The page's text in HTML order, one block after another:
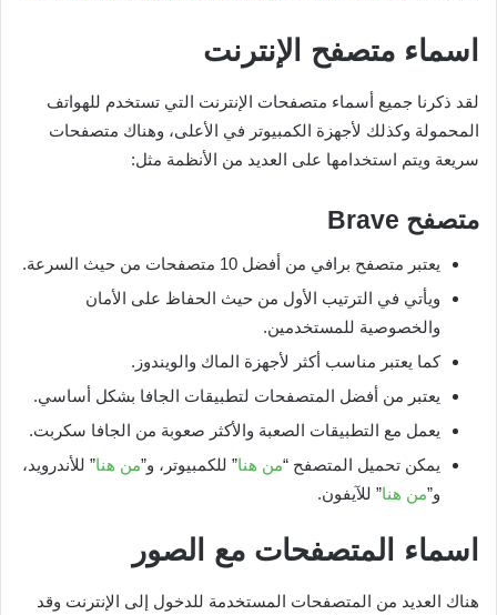
اسماء متصفح الإنترنت
لقد ذكرنا جميع أسماء متصفحات الإنترنت التي تستخدم للهواتف
المحمولة وكذلك لأجهزة الكمبيوتر في الأعلى، وهناك متصفحات
سريعة ويتم استخدامها على العديد من الأنظمة مثل:
متصفح Brave
يعتبر متصفح برافي من أفضل 10 متصفحات من حيث السرعة.
ويأتي في الترتيب الأول من حيث الحفاظ على الأمان
والخصوصية للمستخدمين.
كما يعتبر مناسب أكثر لأجهزة الماك والويندوز.
يعتبر من أفضل المتصفحات لتطبيقات الجافا بشكل أساسي.
يعمل مع التطبيقات الصعبة والأكثر صعوبة من الجافا سكربت.
يمكن تحميل المتصفح “من هنا” للكمبيوتر، و”من هنا” للأندرويد،
و”من هنا” للآيفون.
اسماء المتصفحات مع الصور
هناك العديد من المتصفحات المستخدمة للدخول إلى الإنترنت وقد